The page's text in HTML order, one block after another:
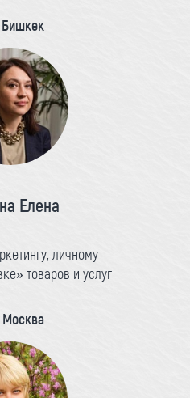
Бишкек
Елена
личному
товаров и услуг
Москва